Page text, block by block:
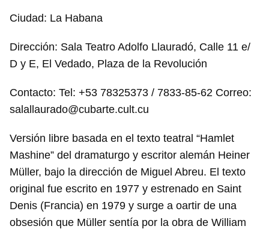
Ciudad: La Habana
Dirección: Sala Teatro Adolfo Llauradó, Calle 11 e/
D y E, El Vedado, Plaza de la Revolución
Contacto: Tel: +53 78325373 / 7833-85-62 Correo:
salallaurado@cubarte.cult.cu
Versión libre basada en el texto teatral “Hamlet
Mashine” del dramaturgo y escritor alemán Heiner
Müller, bajo la dirección de Miguel Abreu. El texto
original fue escrito en 1977 y estrenado en Saint
Denis (Francia) en 1979 y surge a oartir de una
obsesión que Müller sentía por la obra de William